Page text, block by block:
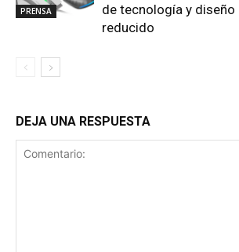
PRENSA
de tecnología y diseño
reducido
DEJA UNA RESPUESTA